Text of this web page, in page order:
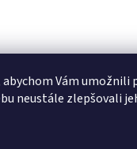
abychom Vám
neustále zlepšovali